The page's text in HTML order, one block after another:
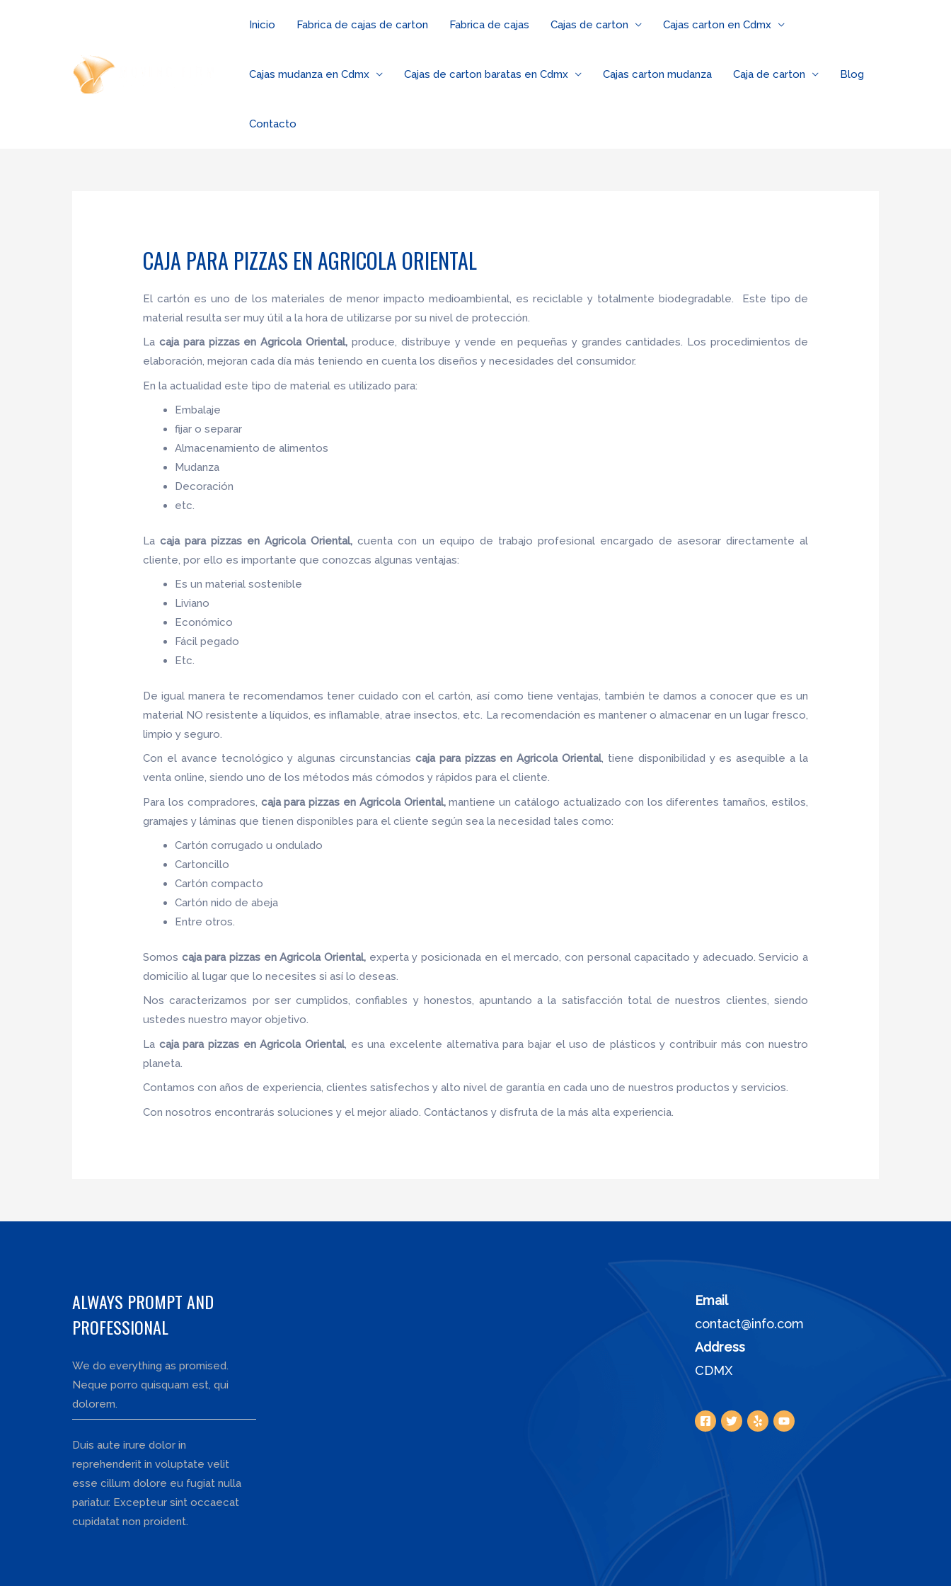
Inicio Fabrica de cajas de carton Fabrica de cajas Cajas de carton Cajas carton en Cdmx
Cajas mudanza en Cdmx Cajas de carton baratas en Cdmx Cajas carton mudanza Caja de carton Blog
Contacto
CAJA PARA PIZZAS EN AGRICOLA ORIENTAL
El cartón es uno de los materiales de menor impacto medioambiental, es reciclable y totalmente biodegradable. Este tipo de
material resulta ser muy útil a la hora de utilizarse por su nivel de protección.
La caja para pizzas en Agricola Oriental, produce, distribuye y vende en pequeñas y grandes cantidades. Los procedimientos de
elaboración, mejoran cada día más teniendo en cuenta los diseños y necesidades del consumidor.
En la actualidad este tipo de material es utilizado para:
Embalaje
fijar o separar
Almacenamiento de alimentos
Mudanza
Decoración
etc.
Lacaja para pizzas en Agricola Oriental,cuenta con un equipo de trabajo profesional encargado de asesorar directamente al
cliente, por ello es importante que conozcas algunas ventajas:
Es un material sostenible
Liviano
Económico
Fácil pegado
Etc.
De igual manera te recomendamos tener cuidado con el cartón, así como tiene ventajas, también te damos a conocer que es un
material NO resistente a líquidos, es inflamable, atrae insectos, etc. La recomendación es mantener o almacenar en un lugar fresco,
limpio y seguro.
Con el avance tecnológico y algunas circunstancias caja para pizzas en Agricola Oriental, tiene disponibilidad y es asequible a la
venta online, siendo uno de los métodos más cómodos y rápidos para el cliente.
Para los compradores, caja para pizzas en Agricola Oriental,mantiene un catálogo actualizado con los diferentes tamaños, estilos,
gramajes y láminas que tienen disponibles para el cliente según sea la necesidad tales como:
Cartón corrugado u ondulado
Cartoncillo
Cartón compacto
Cartón nido de abeja
Entre otros.
Somos caja para pizzas en Agricola Oriental, experta y posicionada en el mercado, con personal capacitado y adecuado. Servicio a
domicilio al lugar que lo necesites si así lo deseas.
Nos caracterizamos por ser cumplidos, confiables y honestos, apuntando a la satisfacción total de nuestros clientes, siendo
ustedes nuestro mayor objetivo.
La caja para pizzas en Agricola Oriental, es una excelente alternativa para bajar el uso de plásticos y contribuir más con nuestro
planeta.
Contamos con años de experiencia, clientes satisfechos y alto nivel de garantía en cada uno de nuestros productos y servicios.
Con nosotros encontrarás soluciones y el mejor aliado. Contáctanos y disfruta de la más alta experiencia.
ALWAYS PROMPT AND
PROFESSIONAL
We do everything as promised.
Neque porro quisquam est, qui
dolorem.
Duis aute irure dolor in
reprehenderit in voluptate velit
esse cillum dolore eu fugiat nulla
pariatur. Excepteur sint occaecat
cupidatat non proident.
Email
contact@info.com
Address
CDMX